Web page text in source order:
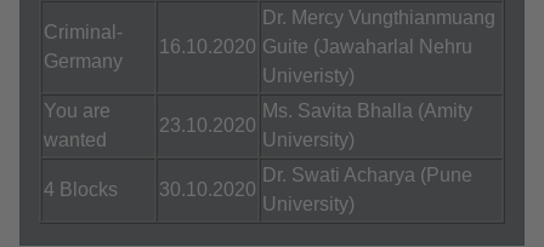
Criminal-
Germany
16.10.2020
Dr. Mercy Vungthianmuang
Guite (Jawaharlal Nehru
Univeristy)
You are
wanted
23.10.2020
Ms. Savita Bhalla (Amity
University)
4 Blocks 30.10.2020
Dr. Swati Acharya (Pune
University)